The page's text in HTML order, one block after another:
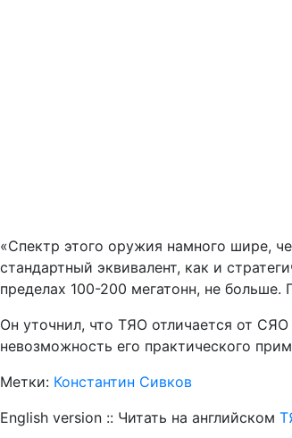
«Спектр этого оружия намного шире,
стандартный эквивалент, как и
пределах 100-200 мегатонн, не
Он уточнил, что ТЯО отличается от
невозможность его практического
Метки: Константин Сивков
English version :: Читать на английском